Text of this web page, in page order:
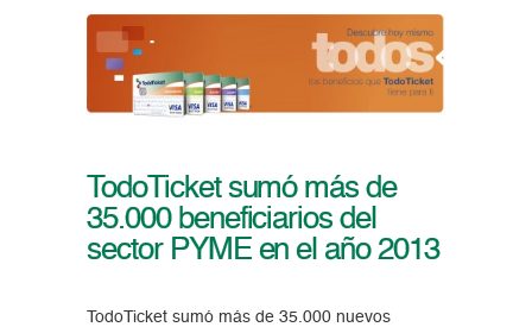
TodoTicket sumó más de
35.000 beneficiarios del
sector PYME en el año 2013
TodoTicket sumó más de 35.000 nuevos